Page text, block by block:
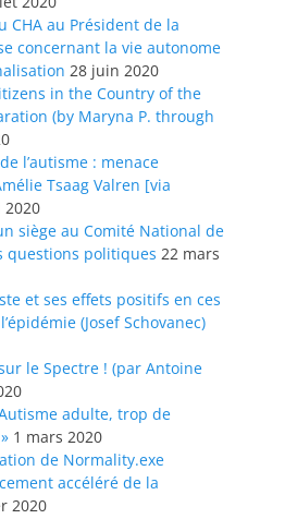
CHA au Président de la
concernant la vie autonome
28 juin 2020
in the Country of the
(by Maryna P. through
l’autisme : menace
Tsaag Valren [via
2020
siège au Comité National de
questions politiques 22 mars
et ses effets positifs en ces
(Josef Schovanec)
le Spectre ! (par Antoine
adulte, trop de
1 mars 2020
de Normality.exe
accéléré de la
2020